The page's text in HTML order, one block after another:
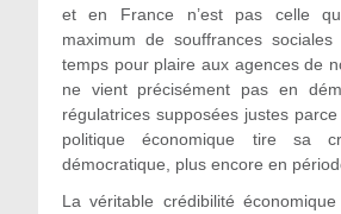
et en France n’est pas celle
maximum de souffrances
temps pour plaire aux agences de
ne vient précisément pas en
régulatrices supposées justes
politique économique tire sa
démocratique, plus encore en
La véritable crédibilité